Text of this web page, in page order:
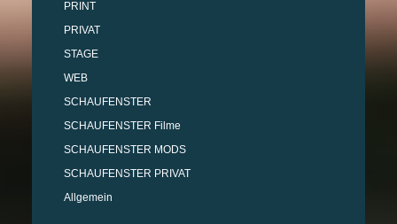
PRINT
PRIVAT
STAGE
WEB
SCHAUFENSTER
SCHAUFENSTER Filme
SCHAUFENSTER MODS
SCHAUFENSTER PRIVAT
Allgemein